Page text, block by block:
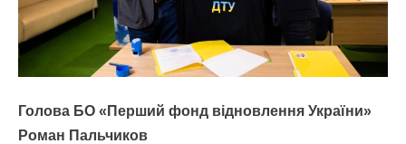
Голова БО «Перший фонд відновлення України»
Роман Пальчиков